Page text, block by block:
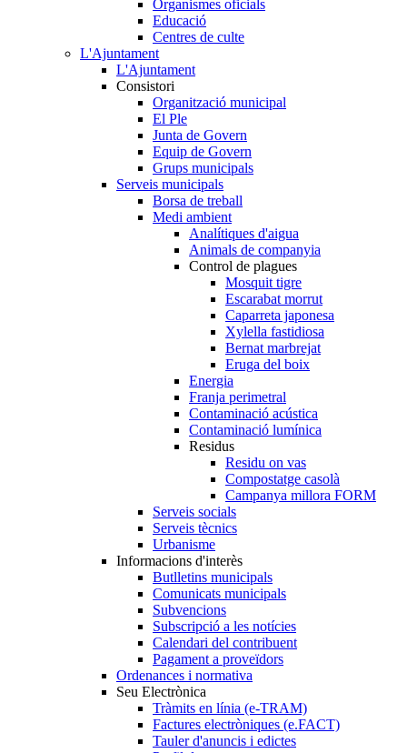
Organismes oficials
Educació
Centres de culte
L'Ajuntament
L'Ajuntament
Consistori
Organització municipal
El Ple
Junta de Govern
Equip de Govern
Grups municipals
Serveis municipals
Borsa de treball
Medi ambient
Analítiques d'aigua
Animals de companyia
Control de plagues
Mosquit tigre
Escarabat morrut
Caparreta japonesa
Xylella fastidiosa
Bernat marbrejat
Eruga del boix
Energia
Franja perimetral
Contaminació acústica
Contaminació lumínica
Residus
Residu on vas
Compostatge casolà
Campanya millora FORM
Serveis socials
Serveis tècnics
Urbanisme
Informacions d'interès
Butlletins municipals
Comunicats municipals
Subvencions
Subscripció a les notícies
Calendari del contribuent
Pagament a proveïdors
Ordenances i normativa
Seu Electrònica
Tràmits en línia (e-TRAM)
Factures electròniques (e.FACT)
Tauler d'anuncis i edictes